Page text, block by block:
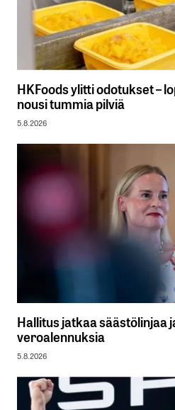
HKFoods ylitti odotukset –
nousi tummia pilviä
5.8.2026
Hallitus jatkaa säästölinjaa
veroalennuksia
5.8.2026